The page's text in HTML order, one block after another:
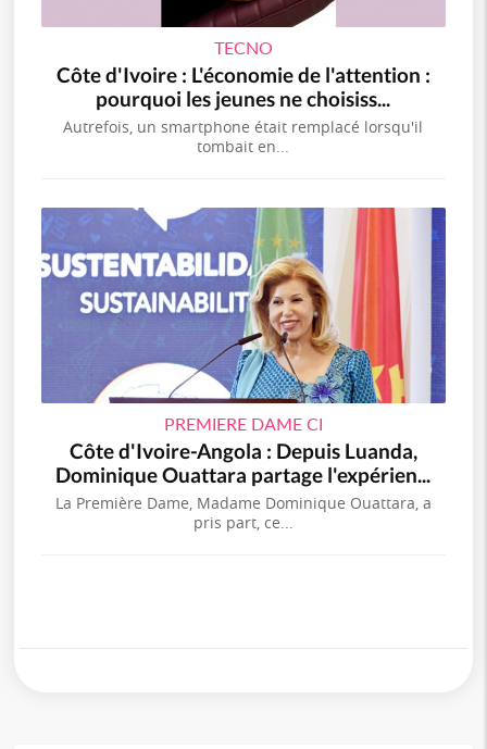
TECNO
Côte d'Ivoire : L'économie de l'attention :
pourquoi les jeunes ne choisiss...
Autrefois, un smartphone était remplacé lorsqu'il
tombait en...
PREMIERE DAME CI
Côte d'Ivoire-Angola : Depuis Luanda,
Dominique Ouattara partage l'expérien...
La Première Dame, Madame Dominique Ouattara, a
pris part, ce...